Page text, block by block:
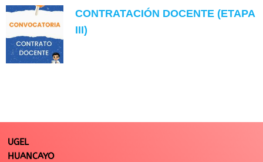
CONTRATACIÓN DOCENTE (ETAPA
III)
UGEL
HUANCAYO